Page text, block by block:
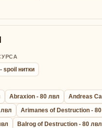
spoil нитки
Abraxion - 80 лвл
Andreas
Arimanes of Destruction -
Balrog of Destruction - 80 лвл